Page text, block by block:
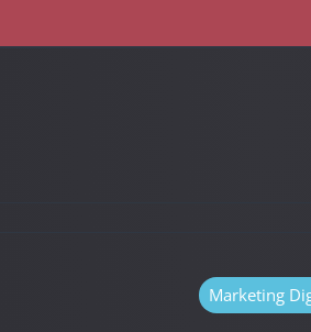
Marketing